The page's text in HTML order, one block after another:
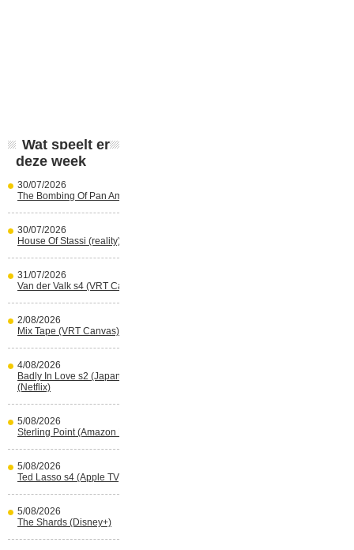
Wat speelt er
deze week
30/07/2026
The Bombing Of Pan Am 103 (Netflix)
30/07/2026
House Of Stassi (reality) (Disney+)
31/07/2026
Van der Valk s4 (VRT Canvas)
2/08/2026
Mix Tape (VRT Canvas)
4/08/2026
Badly In Love s2 (Japans) (reality)
(Netflix)
5/08/2026
Sterling Point (Amazon Prime Video)
5/08/2026
Ted Lasso s4 (Apple TV)
5/08/2026
The Shards (Disney+)